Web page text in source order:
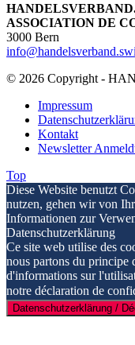
ASSOCIATION DE
3000 Bern
© 2026 Copyright -
Impressum
Kontakt
Newsletter
Top
Diese Website benutzt
nutzen, gehen wir von
Informationen zur
Datenschutzerklärung
Ce site web utilise des
nous partons du principe
d'informations sur
notre déclaration de
Datenschutzerklärung /